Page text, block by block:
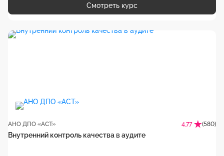
Смотреть курс
АНО ДПО «АСТ» 4.77 (580)
Внутренний контроль качества в аудите